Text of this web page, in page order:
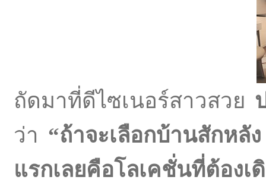
ถัดมาที่ดีไซเนอร์สาวสวย
ว่า “ถ้าจะเลือกบ้านสักหลั
แรกเลยคือโลเคชั่นที่ต้อง